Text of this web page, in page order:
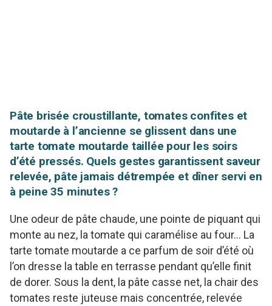
Pâte brisée croustillante, tomates confites et
moutarde à l’ancienne se glissent dans une
tarte tomate moutarde taillée pour les soirs
d’été pressés. Quels gestes garantissent saveur
relevée, pâte jamais détrempée et dîner servi en
à peine 35 minutes ?
Une odeur de pâte chaude, une pointe de piquant qui
monte au nez, la tomate qui caramélise au four… La
tarte tomate moutarde a ce parfum de soir d’été où
l’on dresse la table en terrasse pendant qu’elle finit
de dorer. Sous la dent, la pâte casse net, la chair des
tomates reste juteuse mais concentrée, relevée